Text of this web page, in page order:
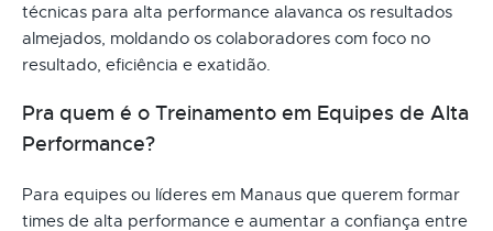
técnicas para alta performance alavanca os resultados
almejados, moldando os colaboradores com foco no
resultado, eficiência e exatidão.
Pra quem é o Treinamento em Equipes de Alta
Performance?
Para equipes ou líderes em Manaus que querem formar
times de alta performance e aumentar a confiança entre